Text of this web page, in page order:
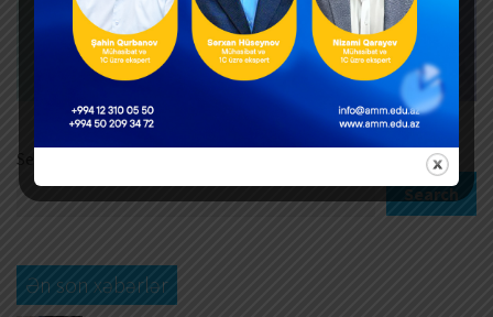
Search
Search
Ən son xəbərlər